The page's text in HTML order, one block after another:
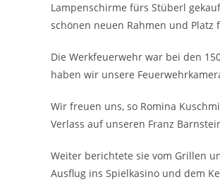
Lampenschirme fürs Stüberl
schönen neuen Rahmen und Platz
Die Werkfeuerwehr war bei den
haben wir unsere
Wir freuen uns, so Romina
Verlass auf unseren Franz
Weiter berichtete sie vom Grillen
Ausflug ins Spielkasino und dem